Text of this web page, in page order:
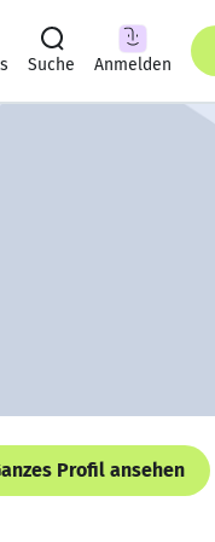
Suche Anmelden
Profil ansehen